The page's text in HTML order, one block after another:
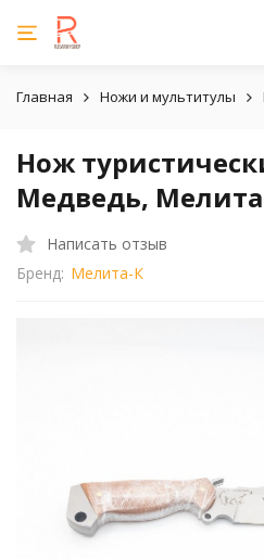
Главная Ножи и мультитулы
Нож
Медведь,
Написать отзыв
Бренд: Мелита-К